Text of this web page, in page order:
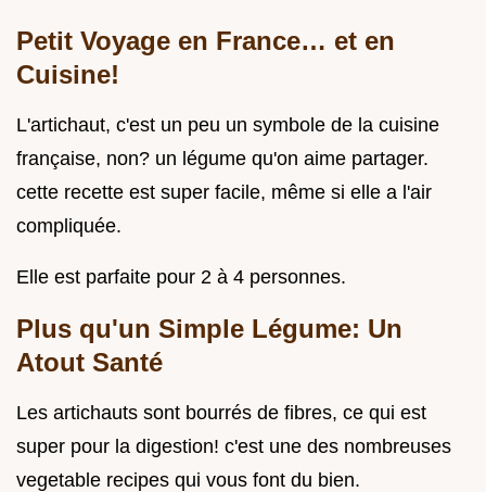
Petit Voyage en France… et en
Cuisine!
L'artichaut, c'est un peu un symbole de la cuisine
française, non? un légume qu'on aime partager.
cette recette est super facile, même si elle a l'air
compliquée.
Elle est parfaite pour 2 à 4 personnes.
Plus qu'un Simple Légume: Un
Atout Santé
Les artichauts sont bourrés de fibres, ce qui est
super pour la digestion! c'est une des nombreuses
vegetable recipes qui vous font du bien.